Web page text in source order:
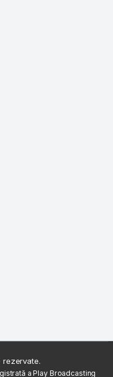
rezervate.
a Play Broadcasting